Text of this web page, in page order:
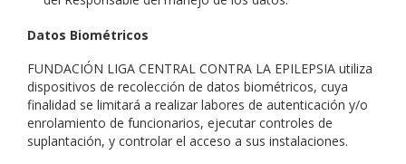
Datos Biométricos
FUNDACIÓN LIGA CENTRAL CONTRA LA EPILEPSIA utiliza
dispositivos de recolección de datos biométricos, cuya
finalidad se limitará a realizar labores de autenticación y/o
enrolamiento de funcionarios, ejecutar controles de
suplantación, y controlar el acceso a sus instalaciones.